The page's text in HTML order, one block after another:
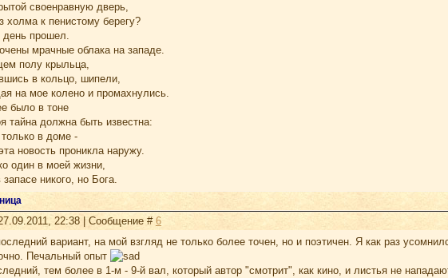
своенравную дверь,
холма к пенистому берегу?
прошел.
мрачные облака на западе.
полу крыльца,
в кольцо, шипели,
на мое колено и промахнулись.
было в тоне
тайна должна быть известна:
в доме -
новость проникла наружу.
один в моей жизни,
никого, но Бога.
22:38 | Сообщение # 6
вариант, на мой взгляд не только более точен, но и поэтичен. Я как раз
Печальный опыт
тем более в 1-м - 9-й вал, который автор "смотрит", как кино, и листья не